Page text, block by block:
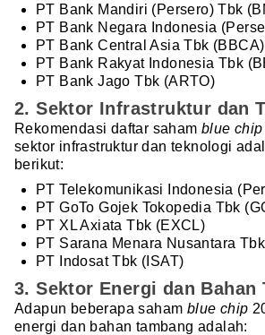
PT Bank Mandiri (Persero) Tbk
PT Bank Negara Indonesia
PT Bank Central Asia Tbk (BBCA)
PT Bank Rakyat Indonesia Tbk
PT Bank Jago Tbk (ARTO)
2. Sektor Infrastruktur dan
Rekomendasi daftar saham blue chip
sektor infrastruktur dan teknologi
berikut:
PT Telekomunikasi Indonesia
PT GoTo Gojek Tokopedia Tbk
PT XL Axiata Tbk (EXCL)
PT Sarana Menara Nusantara
PT Indosat Tbk (ISAT)
3. Sektor Energi dan Bahan
Adapun beberapa saham blue chip
energi dan bahan tambang adalah: